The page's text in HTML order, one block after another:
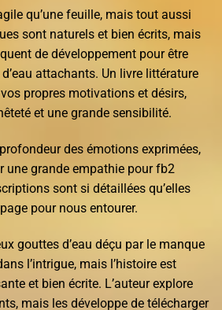
qu’une feuille, mais tout aussi
sont naturels et bien écrits, mais
de développement pour être
attachants. Un livre littérature
propres motivations et désirs,
et une grande sensibilité.
des émotions exprimées,
une grande empathie pour fb2
sont si détaillées qu’elles
pour nous entourer.
gouttes d’eau déçu par le manque
l’intrigue, mais l’histoire est
et bien écrite. L’auteur explore
mais les développe de télécharger